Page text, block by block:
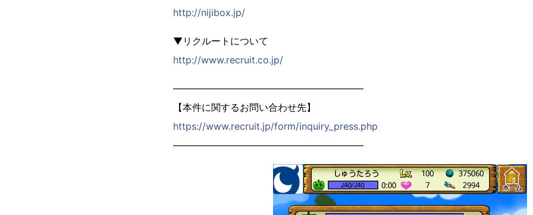
http://nijibox.jp/
▼リクルートについて
http://www.recruit.co.jp/
――――――――――――――――――――
【本件に関するお問い合わせ先】
https://www.recruit.jp/form/inquiry_press.php
――――――――――――――――――――